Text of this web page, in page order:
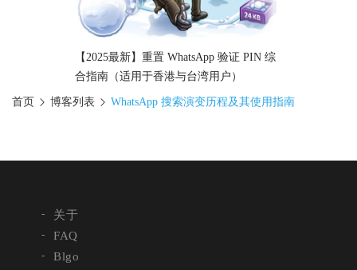
【2025最新】重置 WhatsApp 验证 PIN 综
合指南（适用于香港与台湾用户）
首页 博客列表 WhatsApp 搜索演变历程及其使用指南
关于
FAQ
Blgo